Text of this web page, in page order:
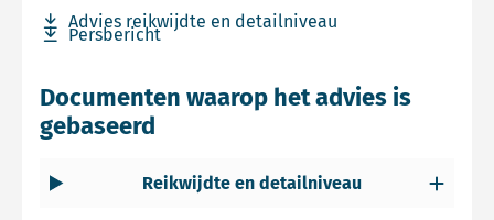
Advies reikwijdte en detailniveau
Download bestand Advies reikwijdte en detailniveau
Persbericht
Download bestand Persbericht
Documenten waarop het advies is
gebaseerd
Reikwijdte en detailniveau